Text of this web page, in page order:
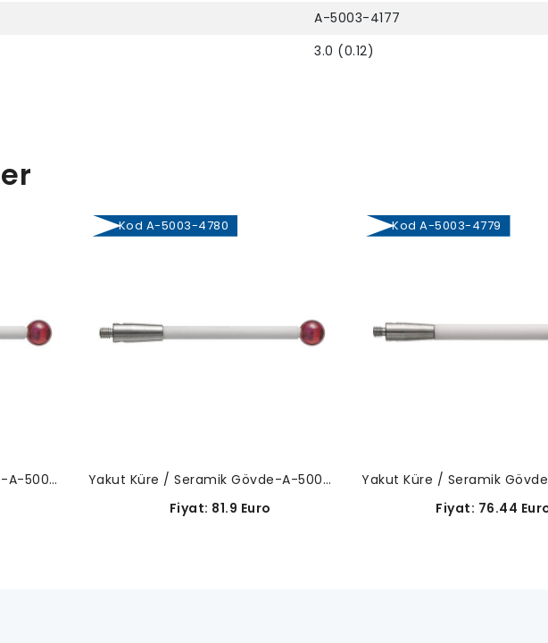
A-5003-4177
3.0 (0.12)
Yakut Küre / Seramik Gövde-A-5003-1370
Kod A-5003-4780
Yakut Küre / Seramik Gövde-A-5003-4780
Fiyat: 81.9 Euro
Kod A-5003-4779
Fiyat: 76.44